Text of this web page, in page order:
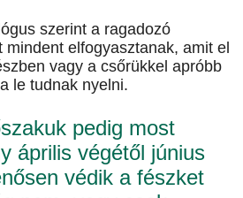
szerint a ragadozó
elfogyasztanak, amit el
vagy a csőrükkel apróbb
le tudnak nyelni.
pedig most
április végétől június
védik a fészket